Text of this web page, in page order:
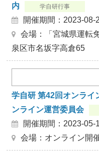
内
学自研行事
開催期間：2023-08-
会場：「宮城県運転
泉区市名坂字高倉65
学自研 第42回オンライ
ンライン運営委員会
開催期間：2023-05-
会場：オンライン開